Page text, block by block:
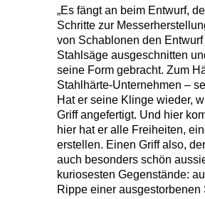
„Es fängt an beim Entwurf,
Schritte zur
von Schablonen den
Stahlsäge ausgeschnitten
seine Form gebracht. Zum
Stahlhärte-Unternehmen –
Hat er seine Klinge wieder,
Griff angefertigt. Und hier
hier hat er alle Freiheiten,
erstellen. Einen Griff also,
auch besonders schön
kuriosesten Gegenstände:
Rippe einer